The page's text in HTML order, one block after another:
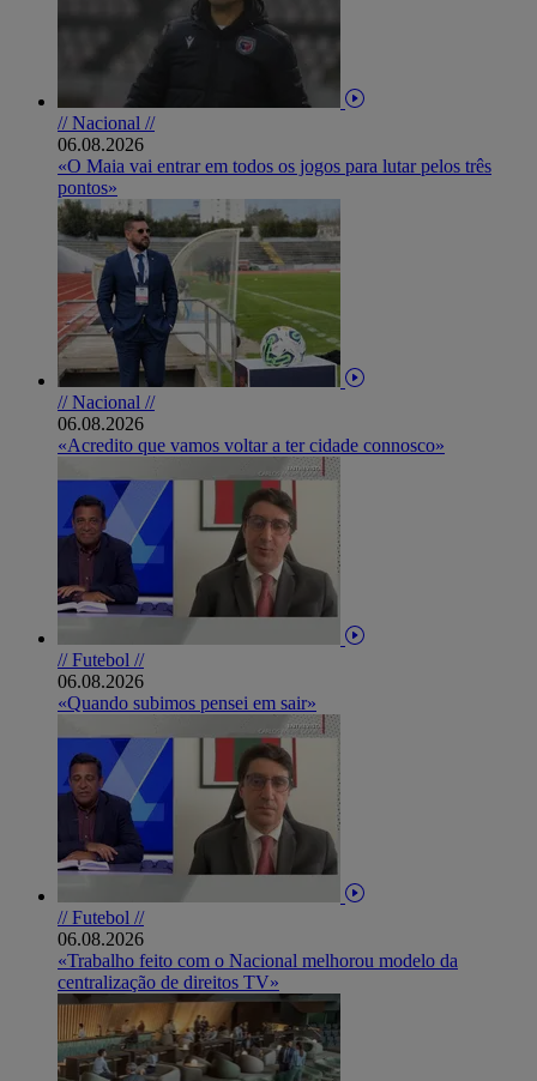
// Nacional //
06.08.2026
«O Maia vai entrar em todos os jogos para lutar pelos três
pontos»
// Nacional //
06.08.2026
«Acredito que vamos voltar a ter cidade connosco»
// Futebol //
06.08.2026
«Quando subimos pensei em sair»
// Futebol //
06.08.2026
«Trabalho feito com o Nacional melhorou modelo da
centralização de direitos TV»